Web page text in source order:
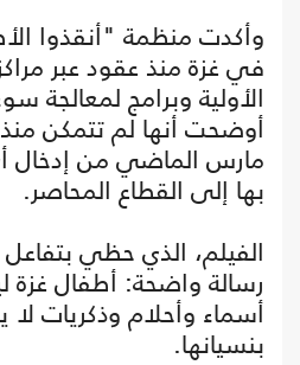
وأكدت منظمة "أنقذوا
في غزة منذ عقود عبر
الأولية وبرامج لمعالجة
أوضحت أنها لم تتمكن منذ
مارس الماضي من إدخال
بها إلى القطاع المحاصر.
الفيلم، الذي حظي
رسالة واضحة: أطفال غزة
أسماء وأحلام وذكريات لا
بنسيانها.